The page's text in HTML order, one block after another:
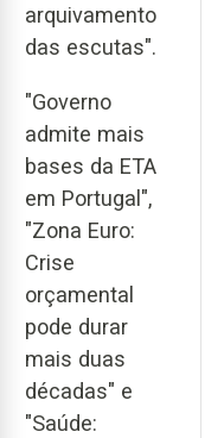
arquivamento
das escutas".
"Governo
admite mais
bases da ETA
em Portugal",
"Zona Euro:
Crise
orçamental
pode durar
mais duas
décadas" e
"Saúde: